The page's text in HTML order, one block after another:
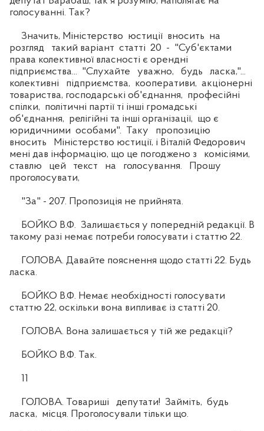
голосуванні. Так?
Значить, Міністерство юстиції вносить на
розгляд такий варіант статті 20 - "Суб'єктами
права колективної власності є орендні
підприємства... "Слухайте уважно, будь ласка,"...
колективні підприємства, кооперативи, акціонерні
товариства, господарські об'єднання, професійні
спілки, політичні партії ті інші громадські
об'єднання, релігійні та інші організації, що є
юридичними особами". Таку пропозицію
вносить Міністерство юстиції, і Віталій Федорович
мені дав інформацію, що це погоджено з комісіями,
ставлю цей текст на голосування. Прошу
проголосувати,
"За" - 207. Пропозиція не прийнята.
БОЙКО В.Ф. Залишається у попередній редакції. В
такому разі немає потреби голосувати і статтю 22.
ГОЛОВА. Давайте пояснення щодо статті 22. Будь
ласка.
БОЙКО В.Ф. Немає необхідності голосувати
статтю 22, оскільки вона випливає із статті 20.
ГОЛОВА. Вона залишається у тій же редакції?
БОЙКО В.Ф. Так.
11
ГОЛОВА. Товариші депутати! Займіть, будь
ласка, місця. Проголосували тільки що.